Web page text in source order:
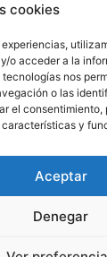
cookies
o acceder a la
nos
o las
el consentimiento,
y
Aceptar
Denegar